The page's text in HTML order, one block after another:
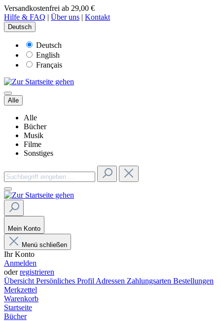
Versandkostenfrei ab 29,00 €
Hilfe & FAQ | Über uns | Kontakt
Deutsch
Deutsch
English
Français
Alle
Alle
Bücher
Musik
Filme
Sonstiges
Mein Konto
Menü schließen
Ihr Konto
Anmelden
oderregistrieren
Übersicht Persönliches Profil Adressen Zahlungsarten Bestellungen
Merkzettel
Warenkorb
Startseite
Bücher